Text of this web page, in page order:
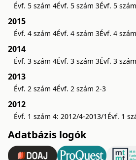
Évf. 5 szám 4Évf. 5 szám 3Évf. 5
2015
Évf. 4 szám 4Évf. 4 szám 3Évf. 4
2014
Évf. 3 szám 4Évf. 3 szám 3Évf. 3
2013
Évf. 2 szám 4Évf. 2 szám 2-3
2012
Évf. 1 szám 4: 2012/4-2013/1 Évf. 1
Adatbázis logók